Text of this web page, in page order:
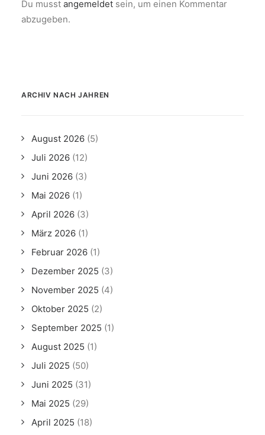
Du musst angemeldet sein, um einen Kommentar
abzugeben.
ARCHIV NACH JAHREN
August 2026 (5)
Juli 2026 (12)
Juni 2026 (3)
Mai 2026 (1)
April 2026 (3)
März 2026 (1)
Februar 2026 (1)
Dezember 2025 (3)
November 2025 (4)
Oktober 2025 (2)
September 2025 (1)
August 2025 (1)
Juli 2025 (50)
Juni 2025 (31)
Mai 2025 (29)
April 2025 (18)